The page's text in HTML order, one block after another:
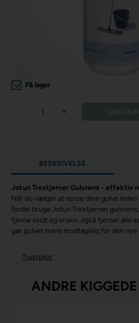
På lager
- +
BESKRIVELSE
Jotun Trestjerner Gulvrens - effektiv
Når du vælger at rense dine gulve
fordel bruge Jotun Trestjerner
fjerne skidt og snavs, også fjerner alle
gør gulvet mere modtagelig for den nye
Trustpilot
ANDRE